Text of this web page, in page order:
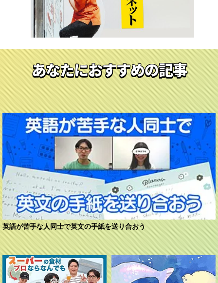
あなたにおすすめの記事
英語が苦手な人同士で英文の手紙を送り合おう